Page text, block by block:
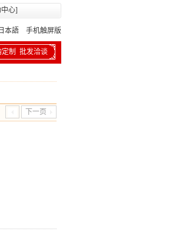
心]
本語 手机触屏版
定制 批发洽谈
下一页